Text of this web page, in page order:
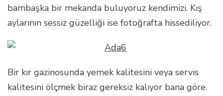
bambaşka bir mekanda buluyoruz kendimizi. Kış
aylarının sessiz güzelliği ise fotoğrafta hissediliyor.
Bir kır gazinosunda yemek kalitesini veya servis
kalitesini ölçmek biraz gereksiz kalıyor bana göre.